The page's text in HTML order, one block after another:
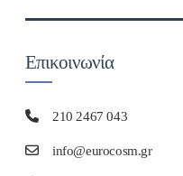
Επικοινωνία
210 2467 043
info@eurocosm.gr